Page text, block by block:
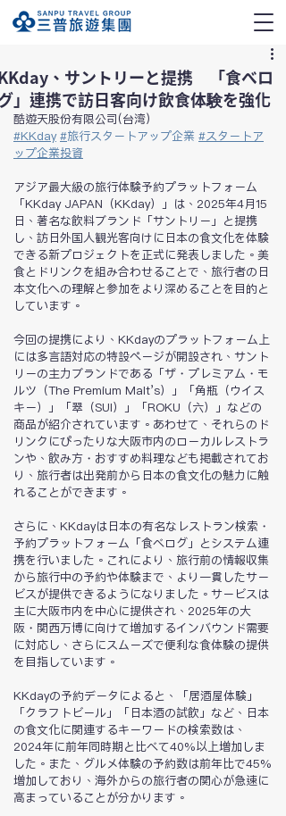
、サントリーと提携 「食べロ
」連携で訪日客向け飲食体験を強化
酷遊天股份有限公司(台湾)
#KKday #旅行スタートアップ企業 #スタートア
ップ企業投資
アジア最大級の旅行体験予約プラットフォーム
「KKday JAPAN（KKday）」は、2025年4月15
日、著名な飲料ブランド「サントリー」と提携
し、訪日外国人観光客向けに日本の食文化を体験
できる新プロジェクトを正式に発表しました。美
食とドリンクを組み合わせることで、旅行者の日
本文化への理解と参加をより深めることを目的と
しています。
今回の提携により、KKdayのプラットフォーム上
には多言語対応の特設ページが開設され、サント
リーの主力ブランドである「ザ・プレミアム・モ
ルツ（The Premium Malt’s）」「角瓶（ウイス
キー）」「翠（SUI）」「ROKU（六）」などの
商品が紹介されています。あわせて、それらのド
リンクにぴったりな大阪市内のローカルレストラ
ンや、飲み方・おすすめ料理なども掲載されてお
り、旅行者は出発前から日本の食文化の魅力に触
れることができます。
さらに、KKdayは日本の有名なレストラン検索・
予約プラットフォーム「食べログ」とシステム連
携を行いました。これにより、旅行前の情報収集
から旅行中の予約や体験まで、より一貫したサー
ビスが提供できるようになりました。サービスは
主に大阪市内を中心に提供され、2025年の大
阪・関西万博に向けて増加するインバウンド需要
に対応し、さらにスムーズで便利な食体験の提供
を目指しています。
KKdayの予約データによると、「居酒屋体験」
「クラフトビール」「日本酒の試飲」など、日本
の食文化に関連するキーワードの検索数は、
2024年に前年同時期と比べて40%以上増加しま
した。また、グルメ体験の予約数は前年比で45%
増加しており、海外からの旅行者の関心が急速に
高まっていることが分かります。